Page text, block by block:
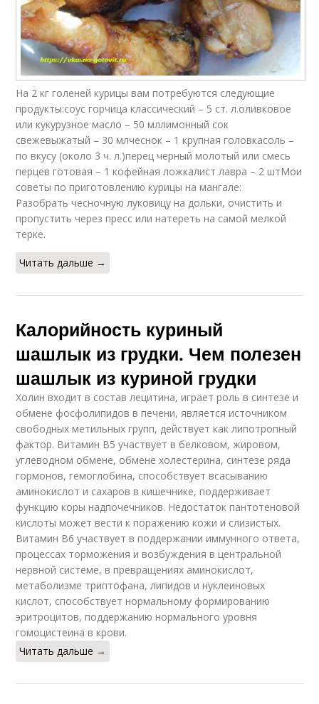
На 2 кг голеней курицы вам потребуются следующие
продукты:соус горчица классический – 5 ст. л.оливковое
или кукурузное масло – 50 мллимонный сок
свежевыжатый – 30 млчеснок – 1 крупная головкасоль –
по вкусу (около 3 ч. л.)перец черный молотый или смесь
перцев готовая – 1 кофейная ложкалист лавра – 2 штМои
советы по приготовлению курицы на мангале:
Разобрать чесночную луковицу на дольки, очистить и
пропустить через пресс или натереть на самой мелкой
терке.
Читать дальше →
Калорийность куриный
шашлык из грудки. Чем полезен
шашлык из куриной грудки
Холин входит в состав лецитина, играет роль в синтезе и
обмене фосфолипидов в печени, является источником
свободных метильных групп, действует как липотропный
фактор. Витамин В5 участвует в белковом, жировом,
углеводном обмене, обмене холестерина, синтезе ряда
гормонов, гемоглобина, способствует всасыванию
аминокислот и сахаров в кишечнике, поддерживает
функцию коры надпочечников. Недостаток пантотеновой
кислоты может вести к поражению кожи и слизистых.
Витамин В6 участвует в поддержании иммунного ответа,
процессах торможения и возбуждения в центральной
нервной системе, в превращениях аминокислот,
метаболизме триптофана, липидов и нуклеиновых
кислот, способствует нормальному формированию
эритроцитов, поддержанию нормального уровня
гомоцистеина в крови.
Читать дальше →